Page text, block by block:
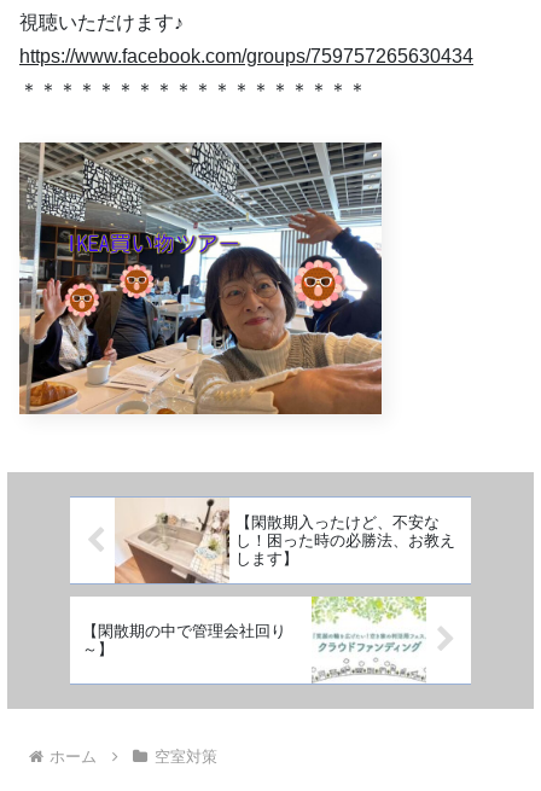
視聴いただけます♪
https://www.facebook.com/groups/759757265630434
＊＊＊＊＊＊＊＊＊＊＊＊＊＊＊＊＊＊
【閑散期入ったけど、不安な
し！困った時の必勝法、お教え
します】
【閑散期の中で管理会社回り
～】
ホーム 空室対策